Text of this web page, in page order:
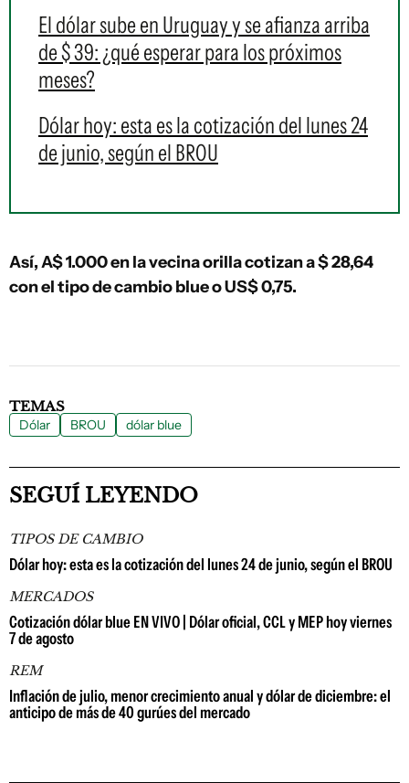
El dólar sube en Uruguay y se afianza arriba
de $ 39: ¿qué esperar para los próximos
meses?
Dólar hoy: esta es la cotización del lunes 24
de junio, según el BROU
Así, A$ 1.000 en la vecina orilla cotizan a $ 28,64
con el tipo de cambio blue o US$ 0,75.
TEMAS
Dólar BROU dólar blue
SEGUÍ LEYENDO
TIPOS DE CAMBIO
Dólar hoy: esta es la cotización del lunes 24 de junio, según el BROU
MERCADOS
Cotización dólar blue EN VIVO | Dólar oficial, CCL y MEP hoy viernes
7 de agosto
REM
Inflación de julio, menor crecimiento anual y dólar de diciembre: el
anticipo de más de 40 gurúes del mercado